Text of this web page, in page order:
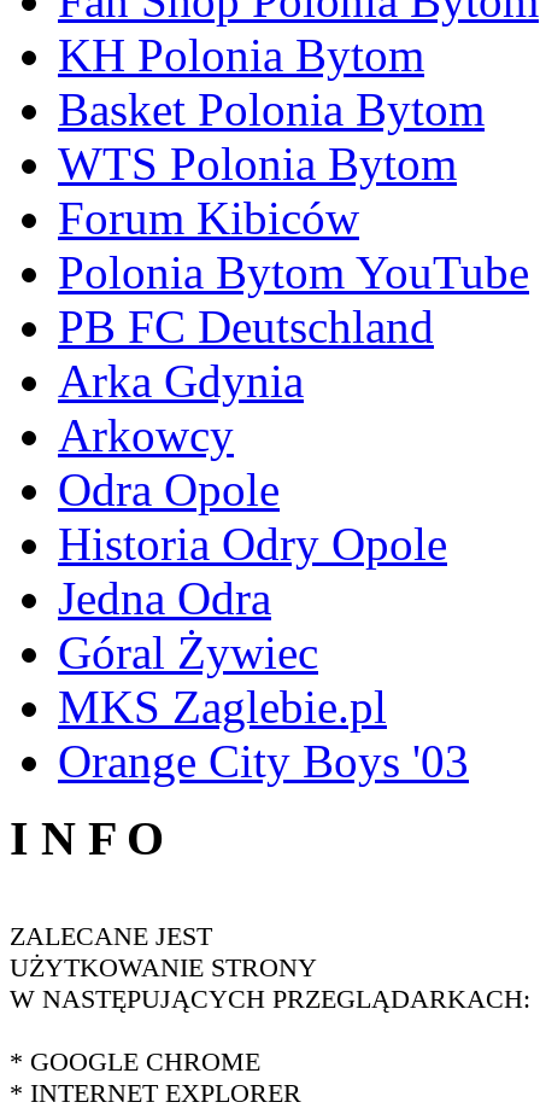
KH Polonia Bytom
Basket Polonia Bytom
WTS Polonia Bytom
Forum Kibiców
Polonia Bytom YouTube
PB FC Deutschland
Arka Gdynia
Arkowcy
Odra Opole
Historia Odry Opole
Jedna Odra
Góral Żywiec
MKS Zaglebie.pl
Orange City Boys '03
I N F O
ZALECANE JEST
UŻYTKOWANIE STRONY
W NASTĘPUJĄCYCH PRZEGLĄDARKACH:
* GOOGLE CHROME
* INTERNET EXPLORER